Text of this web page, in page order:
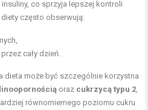
co sprzyja lepszej kontroli
często obserwują:
cały dzień.
dieta może być szczególnie korzystna
oraz cukrzycą typu 2
równomiernego poziomu cukru